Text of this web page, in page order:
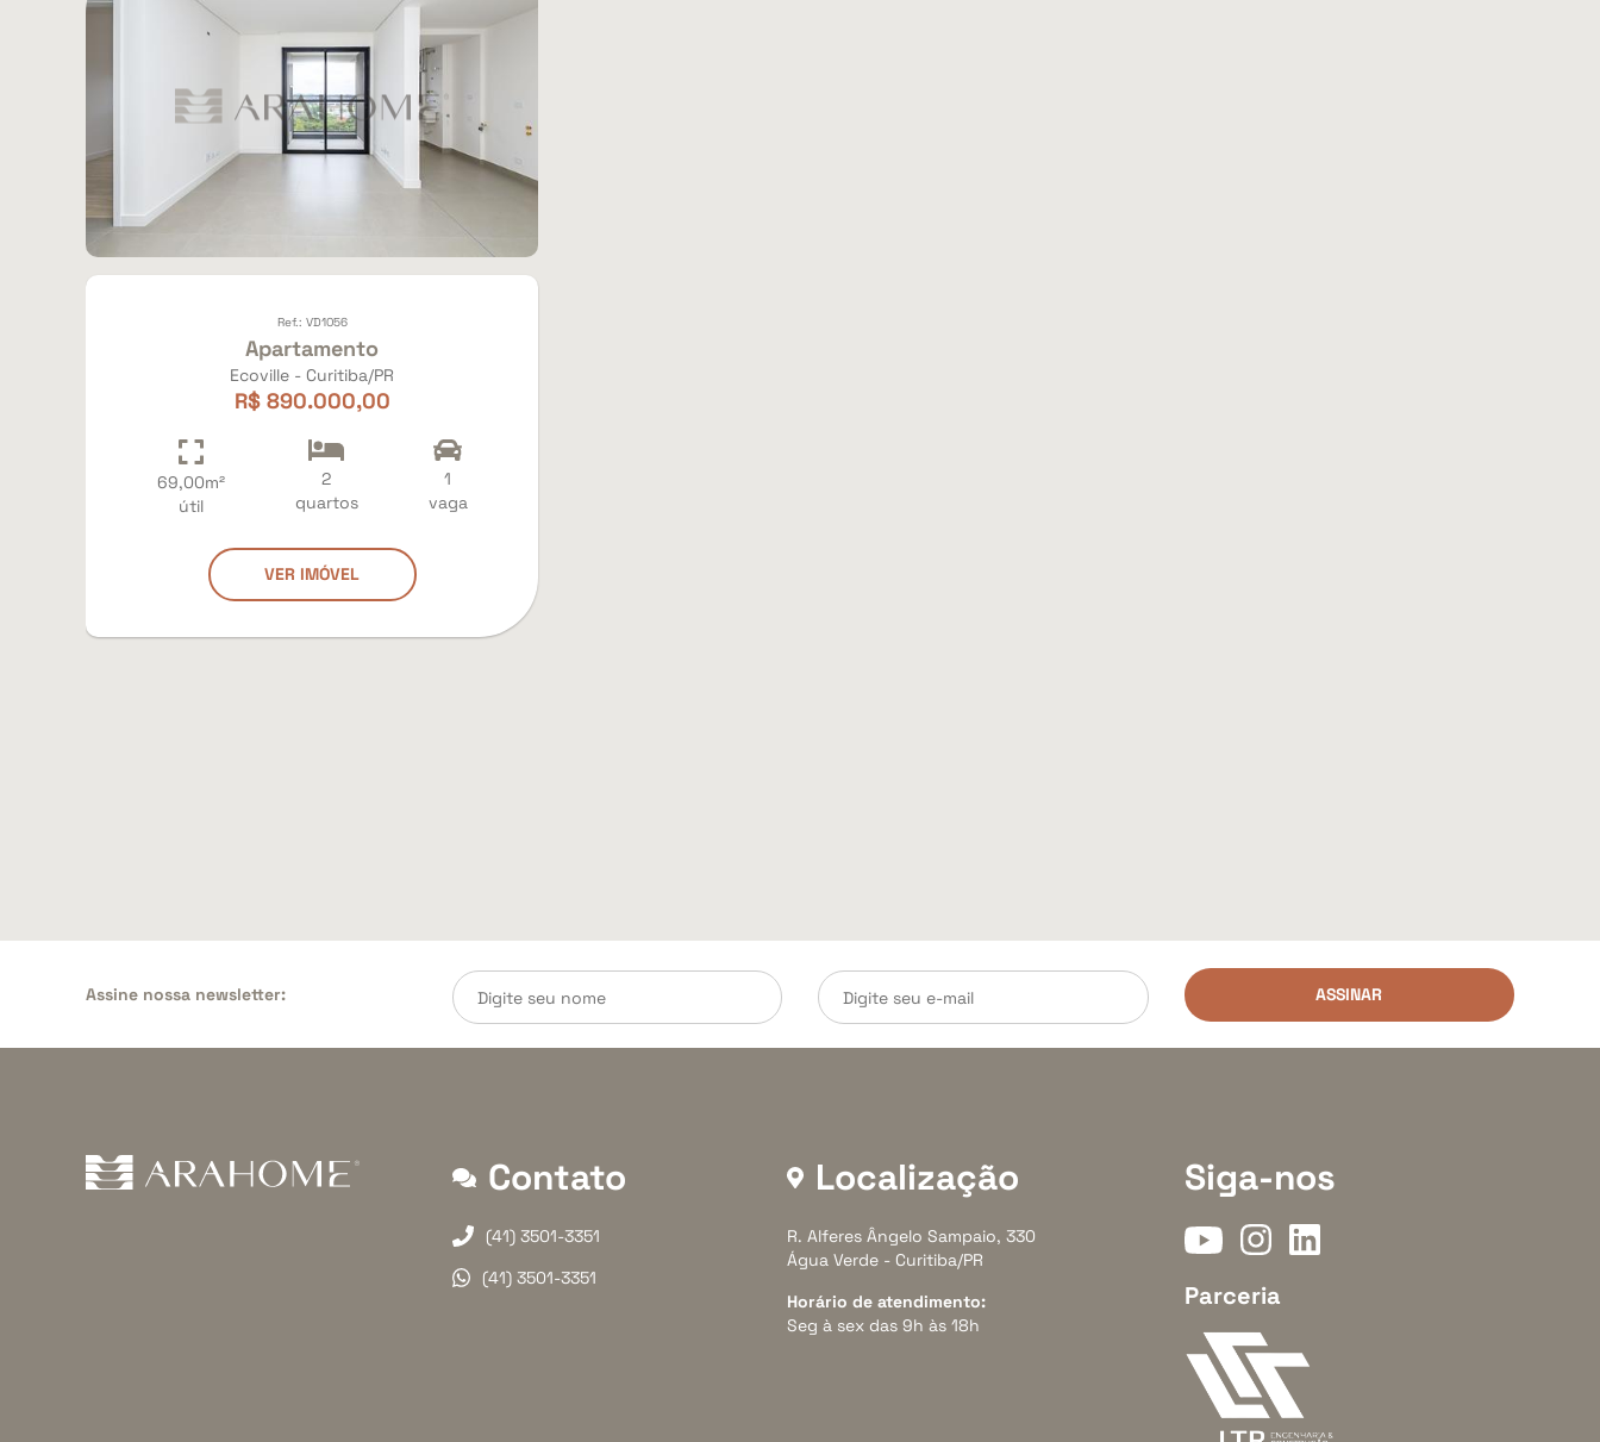
Ref.: VD1056
Apartamento
Ecoville - Curitiba/PR
R$ 890.000,00
69,00m²
útil
2
quartos
1
vaga
VER IMÓVEL
Assine nossa newsletter: ASSINAR
Contato
(41) 3501-3351
(41) 3501-3351
Localização
R. Alferes Ângelo Sampaio, 330
Água Verde - Curitiba/PR
Horário de atendimento:
Seg à sex das 9h às 18h
Siga-nos
Parceria